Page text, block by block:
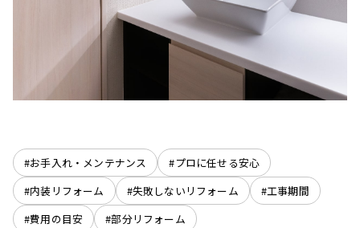
#お手入れ・メンテナンス
#プロに任せる安心
#内装リフォーム
#失敗しないリフォーム
#工事期間
#費用の目安
#部分リフォーム